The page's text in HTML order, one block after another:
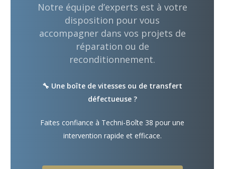
Notre équipe d’experts est à votre
disposition pour vous
accompagner dans vos projets de
réparation ou de
reconditionnement.
🔧 Une boîte de vitesses ou de transfert
défectueuse ?
Faites confiance à Techni-Boîte 38 pour une
intervention rapide et efficace.